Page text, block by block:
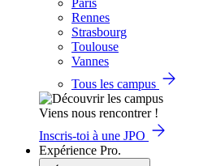
Paris
Rennes
Strasbourg
Toulouse
Vannes
Tous les campus
Viens nous rencontrer !
Inscris-toi à une JPO
Expérience Pro.